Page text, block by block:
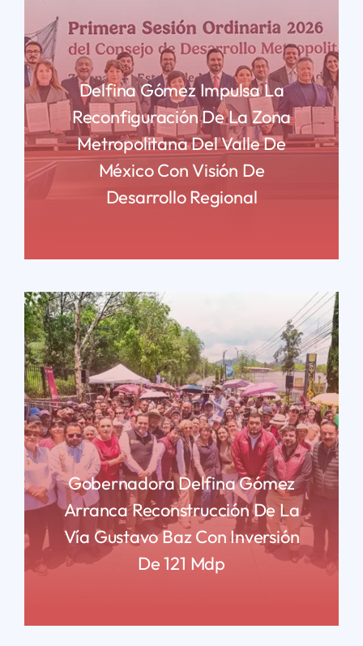
Delfina Gómez Impulsa La
Reconfiguración De La Zona
Metropolitana Del Valle De
México Con Visión De
Desarrollo Regional
Gobernadora Delfina Gómez
Arranca Reconstrucción De La
Vía Gustavo Baz Con Inversión
De 121 Mdp